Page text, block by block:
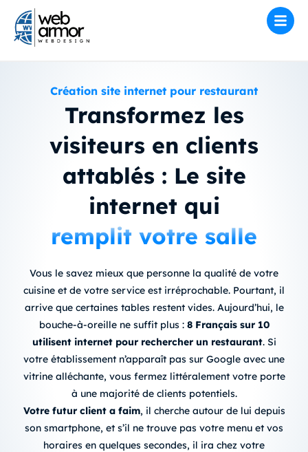
Création site internet pour restaurant
Transformez les
visiteurs en clients
attablés : Le site
internet qui
remplit votre salle
Vous le savez mieux que personne la qualité de votre
cuisine et de votre service est irréprochable. Pourtant, il
arrive que certaines tables restent vides. Aujourd’hui, le
bouche-à-oreille ne suffit plus : 8 Français sur 10
utilisent internet pour rechercher un restaurant. Si
votre établissement n’apparaît pas sur Google avec une
vitrine alléchante, vous fermez littéralement votre porte
à une majorité de clients potentiels.
Votre futur client a faim, il cherche autour de lui depuis
son smartphone, et s’il ne trouve pas votre menu et vos
horaires en quelques secondes, il ira chez votre